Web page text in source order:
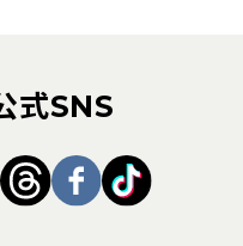
式SNS
く）
で開く）
いタブで開く）
（新しいタブで開く）
（新しいタブで開
（新しいタブ
（新しい